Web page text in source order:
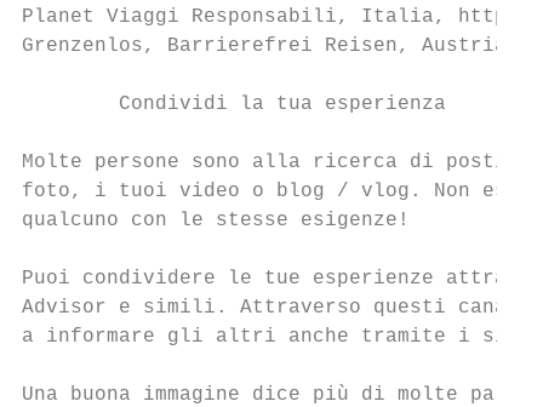
Planet Viaggi Responsabili, Italia,
Grenzenlos, Barrierefrei Reisen,
        Condividi la tua esperienza
Molte persone sono alla ricerca di posti
foto, i tuoi video o blog / vlog. Non
qualcuno con le stesse esigenze!
Puoi condividere le tue esperienze
Advisor e simili. Attraverso questi canali
a informare gli altri anche tramite i siti
Una buona immagine dice più di molte